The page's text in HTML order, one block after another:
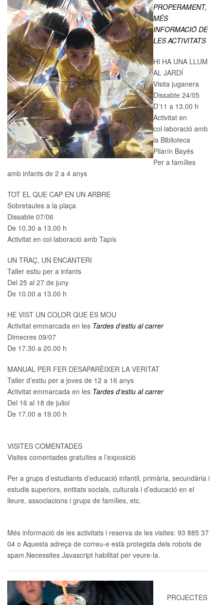
PROPERAMENT,
MÉS
INFORMACIÓ DE
LES ACTIVITATS
HI HA UNA LLUM
AL JARDÍ
Visita juganera
Dissabte 24/05
D’11 a 13.00 h
Activitat en
col·laboració amb
la Biblioteca
Pilarín Bayés
P​er a famílies
amb infants de 2 a 4 anys
TOT EL QUE CAP EN UN ARBRE
Sobretaules a la plaça
Dissabte 07/06
De 10.30 a 13.00 h
Activitat en col·laboració amb Tapís
UN TRAÇ, UN ENCANTERI
Taller estiu per a infants
Del 25 al 27 de juny
De 10.00 a 13.00 h
HE VIST UN COLOR QUE ES MOU
Activitat emmarcada en les Tardes d’estiu al carrer
Dimecres 09/07
De 17.30 a 20.00 h
MANUAL PER FER DESAPARÈIXER LA VERITAT
Taller d’estiu per a joves de 12 a 16 anys
Activitat emmarcada en les Tardes d’estiu al carrer
Del 16 al 18 de juliol
De 17.00 a 19.00 h
VISITES COMENTADES
Visites comentades gratuïtes a l’exposició
Per a grups d’estudiants d’educació infantil, primària, secundària i
estudis superiors, entitats socials, culturals i d’educació en el
lleure, associacions i grups de famílies, etc.
Més informació de les activitats i reserva de les visites: 93 885 37
04 o Aquesta adreça de correu-e està protegida dels robots de
spam.Necessites Javascript habilitat per veure-la.
PROJECTES